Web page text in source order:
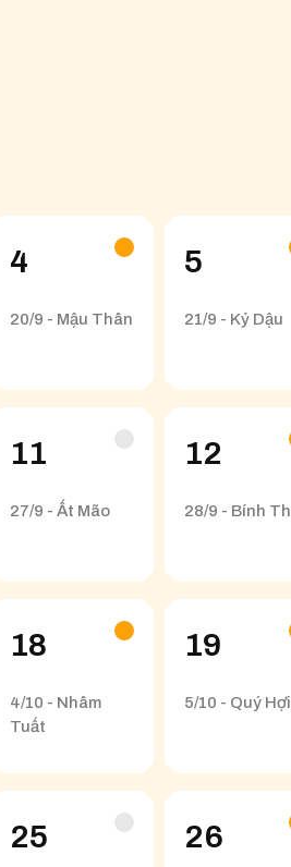
4
20/9 - Mậu Thân
5
21/9 - Kỷ Dậu
11
27/9 - Ất Mão
12
28/9 - Bính
18
4/10 - Nhâm
Tuất
19
5/10 - Quý Hợi
25 26